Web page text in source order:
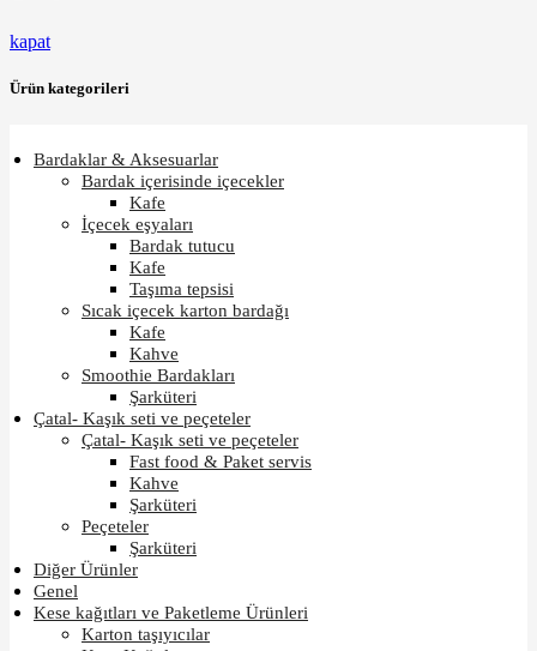
kapat
Ürün kategorileri
Bardaklar & Aksesuarlar
Bardak içerisinde içecekler
Kafe
İçecek eşyaları
Bardak tutucu
Kafe
Taşıma tepsisi
Sıcak içecek karton bardağı
Kafe
Kahve
Smoothie Bardakları
Şarküteri
Çatal- Kaşık seti ve peçeteler
Çatal- Kaşık seti ve peçeteler
Fast food & Paket servis
Kahve
Şarküteri
Peçeteler
Şarküteri
Diğer Ürünler
Genel
Kese kağıtları ve Paketleme Ürünleri
Karton taşıyıcılar